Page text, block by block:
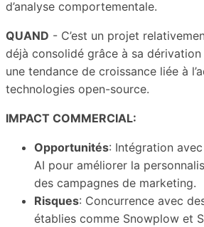
d’analyse comportementale.
QUAND - C’est un projet
déjà consolidé grâce à sa
une tendance de croissance liée à
technologies open-source.
IMPACT COMMERCIAL:
Opportunités: Intégration
AI pour améliorer la
des campagnes de marketing.
Risques: Concurrence avec
établies comme Snowplow et